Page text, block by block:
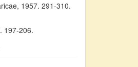
1957. 291-310.
197-206.